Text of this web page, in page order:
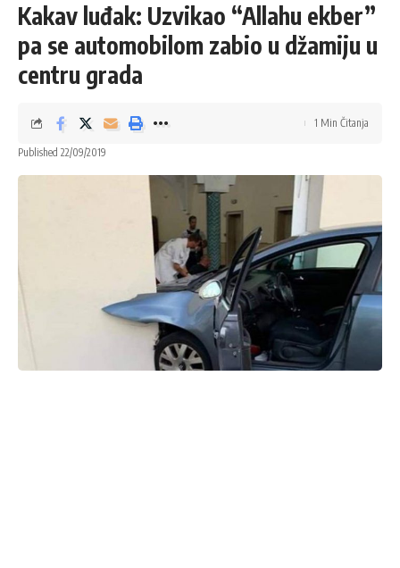
Kakav luđak: Uzvikao “Allahu ekber”
pa se automobilom zabio u džamiju u
centru grada
Published 22/09/2019
1 Min Čitanja